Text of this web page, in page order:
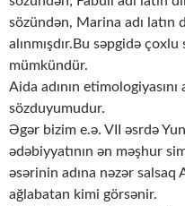
sözündən, Marina adı latın
alınmışdır.Bu səpgidə
mümkündür.
Aida adının
sözduyumudur.
Əgər bizim e.ə. VII əsrdə
ədəbiyyatının ən məşhur
əsərinin adına nəzər salsaq
ağlabatan kimi görsənir.